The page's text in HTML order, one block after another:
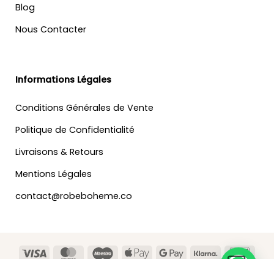
Blog
Nous Contacter
Informations Légales
Conditions Générales de Vente
Politique de Confidentialité
Livraisons & Retours
Mentions Légales
contact@robeboheme.co
Visa MasterCardMaestroApple
Google Klarna